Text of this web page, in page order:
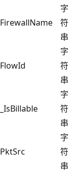
FirewallName
字
符
串
FlowId
字
符
串
_IsBillable
字
符
串
PktSrc
字
符
串